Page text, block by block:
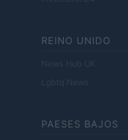
REINO UNIDO
News Hub UK
Lgbtq News
PAESES BAJOS